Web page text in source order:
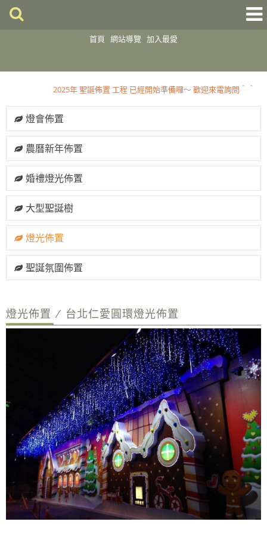
首頁 網站導覽 加入最愛
2025 聖誕佈置開跑囉～～歡迎到店選購
2025年 聖誕佈置 工程 已經開始準備囉～ 歡迎來電詢問＾＾
2025 聖誕佈置開跑囉～～歡迎到店選購
2025年 聖誕佈置 工程 已經開始準備囉～ 歡迎來電詢問＾＾
燈會佈置
農曆新年佈置
婚禮燈光佈置
大型聖誕樹
燈光佈置
聖誕氛圍佈置
燈光佈置 / 台北仁愛圓環燈光佈置